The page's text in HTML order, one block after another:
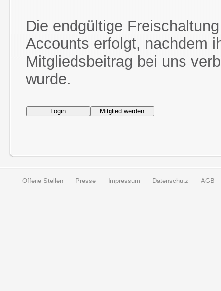
Die endgültige
Accounts erfolgt, nachdem
Mitgliedsbeitrag bei uns
wurde.
Offene Stellen Presse Impressum Datenschutz AGB